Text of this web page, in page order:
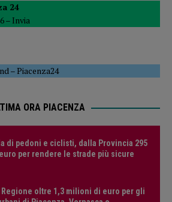
24
– Invia
–Piacenza24
ORA PIACENZA
di pedoni e ciclisti, dalla Provincia 295
per rendere le strade più sicure
Regione oltre 1,3 milioni di euro per gli